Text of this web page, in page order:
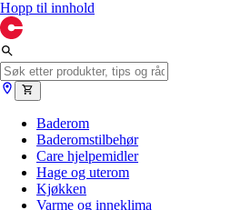
Hopp til innhold
Baderom
Baderomstilbehør
Care hjelpemidler
Hage og uterom
Kjøkken
Varme og inneklima